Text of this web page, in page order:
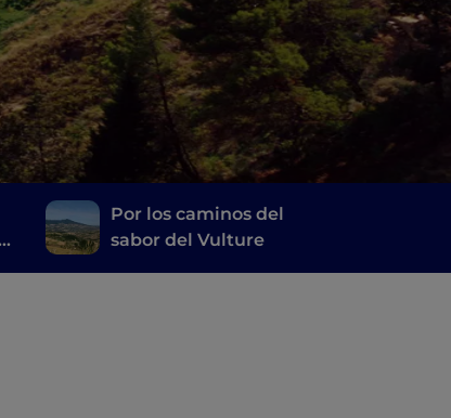
Por los caminos del
sabor del Vulture